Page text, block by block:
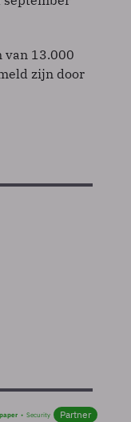
van 13.000
zijn door
Security Partner